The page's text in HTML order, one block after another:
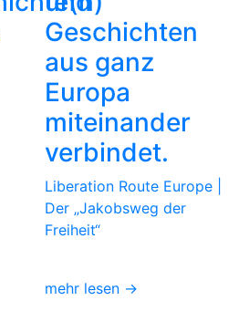
Geschichten
aus ganz
Europa
miteinander
verbindet.
Liberation Route Europe |
Der „Jakobsweg der
Freiheit“
mehr lesen →